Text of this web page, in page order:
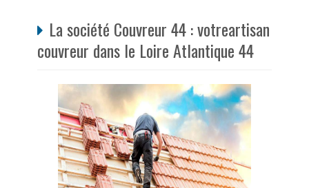
La société Couvreur 44 : votreartisan
couvreur dans le Loire Atlantique 44